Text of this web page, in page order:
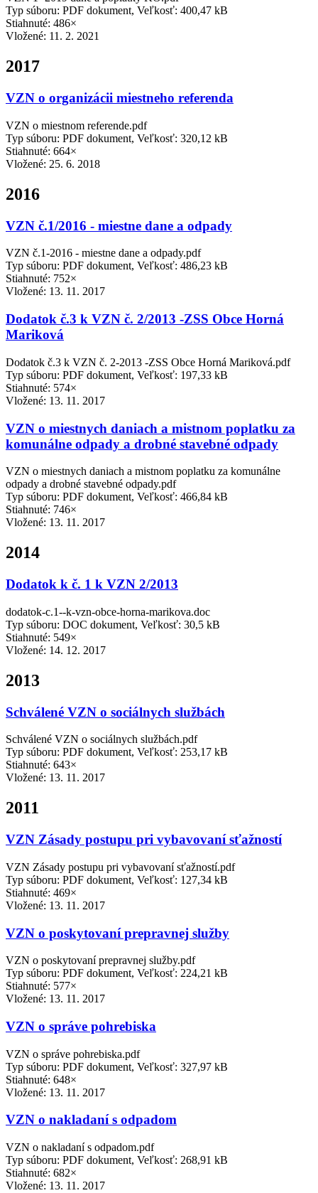
Typ súboru: PDF dokument, Veľkosť: 400,47 kB
Stiahnuté: 486×
Vložené: 11. 2. 2021
2017
VZN o organizácii miestneho referenda
VZN o miestnom referende.pdf
Typ súboru: PDF dokument, Veľkosť: 320,12 kB
Stiahnuté: 664×
Vložené: 25. 6. 2018
2016
VZN č.1/2016 - miestne dane a odpady
VZN č.1-2016 - miestne dane a odpady.pdf
Typ súboru: PDF dokument, Veľkosť: 486,23 kB
Stiahnuté: 752×
Vložené: 13. 11. 2017
Dodatok č.3 k VZN č. 2/2013 -ZSS Obce Horná
Mariková
Dodatok č.3 k VZN č. 2-2013 -ZSS Obce Horná Mariková.pdf
Typ súboru: PDF dokument, Veľkosť: 197,33 kB
Stiahnuté: 574×
Vložené: 13. 11. 2017
VZN o miestnych daniach a mistnom poplatku za
komunálne odpady a drobné stavebné odpady
VZN o miestnych daniach a mistnom poplatku za komunálne
odpady a drobné stavebné odpady.pdf
Typ súboru: PDF dokument, Veľkosť: 466,84 kB
Stiahnuté: 746×
Vložené: 13. 11. 2017
2014
Dodatok k č. 1 k VZN 2/2013
dodatok-c.1--k-vzn-obce-horna-marikova.doc
Typ súboru: DOC dokument, Veľkosť: 30,5 kB
Stiahnuté: 549×
Vložené: 14. 12. 2017
2013
Schválené VZN o sociálnych službách
Schválené VZN o sociálnych službách.pdf
Typ súboru: PDF dokument, Veľkosť: 253,17 kB
Stiahnuté: 643×
Vložené: 13. 11. 2017
2011
VZN Zásady postupu pri vybavovaní sťažností
VZN Zásady postupu pri vybavovaní sťažností.pdf
Typ súboru: PDF dokument, Veľkosť: 127,34 kB
Stiahnuté: 469×
Vložené: 13. 11. 2017
VZN o poskytovaní prepravnej služby
VZN o poskytovaní prepravnej služby.pdf
Typ súboru: PDF dokument, Veľkosť: 224,21 kB
Stiahnuté: 577×
Vložené: 13. 11. 2017
VZN o správe pohrebiska
VZN o správe pohrebiska.pdf
Typ súboru: PDF dokument, Veľkosť: 327,97 kB
Stiahnuté: 648×
Vložené: 13. 11. 2017
VZN o nakladaní s odpadom
VZN o nakladaní s odpadom.pdf
Typ súboru: PDF dokument, Veľkosť: 268,91 kB
Stiahnuté: 682×
Vložené: 13. 11. 2017